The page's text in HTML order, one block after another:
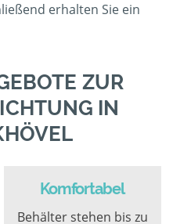
erhalten Sie ein
ZUR
IN
Komfortabel
Behälter stehen bis zu